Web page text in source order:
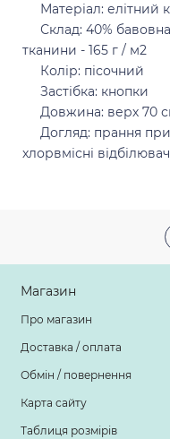
Матеріал: елітний
Склад: 40% бавовна
тканини - 165 г / м2
Колір: пісочний
Застібка: кнопки
Довжина: верх 70
Догляд: прання при
хлорвмісні
Магазин
Про магазин
Доставка / оплата
Обмін / повернення
Карта сайту
Таблиця розмірів